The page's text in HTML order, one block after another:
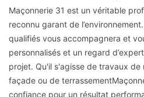
Maçonnerie 31 est un véritable
reconnu garant de
qualifiés vous accompagnera et
personnalisés et un regard
projet. Qu'il s'agisse de travaux
façade ou de
confiance pour un résultat